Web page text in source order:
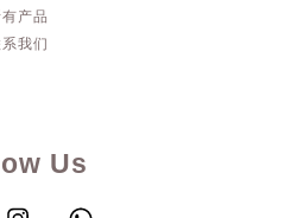
有产品
我们
Us